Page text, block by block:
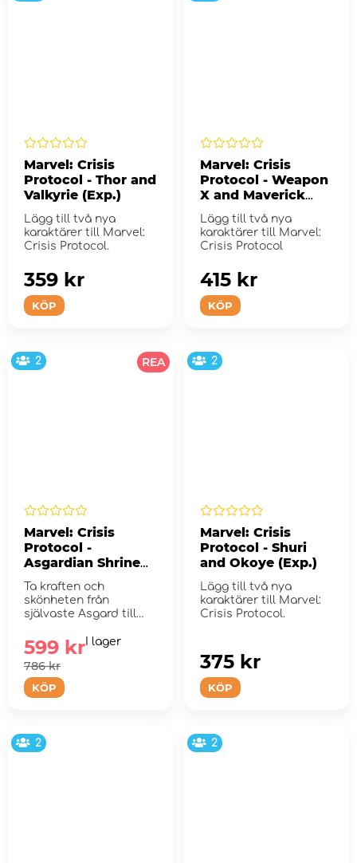
Marvel: Crisis
Protocol - Thor and
Valkyrie (Exp.)
Lägg till två nya
karaktärer till Marvel:
Crisis Protocol.
KÖP
359 kr
Marvel: Crisis
Protocol - Weapon
X and Maverick
(Exp.)
Lägg till två nya
karaktärer till Marvel:
Crisis Protocol
KÖP
415 kr
2 REA
Marvel: Crisis
Protocol -
Asgardian Shrine
Terrain Pack (Exp.)
Ta kraften och
skönheten från
självaste Asgard till
KÖP
786 kr
599 kr I lager
2
Marvel: Crisis
Protocol - Shuri
and Okoye (Exp.)
Lägg till två nya
karaktärer till Marvel:
Crisis Protocol.
KÖP
375 kr
2 2